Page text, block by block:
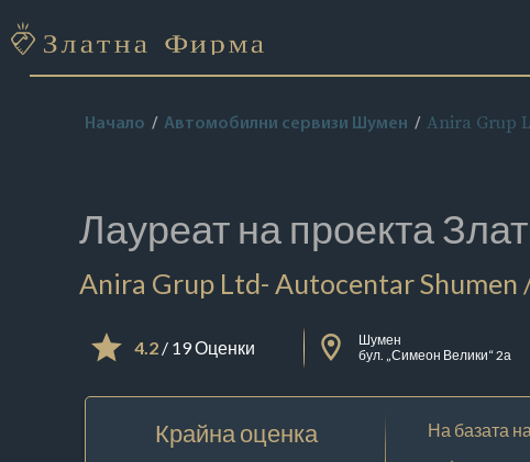
Начало Автомобилни сервизи Шумен Anira Grup
Лауреат на проекта
Anira Grup Ltd- Autocentar Shumen
4.2/ 19 Оценки
Шумен
бул. „Симеон Велики“ 2а
Крайна оценка На базата